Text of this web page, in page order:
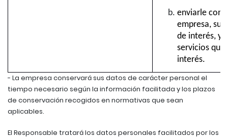
enviarle
empresa, su
de interés, y
servicios que
interés.
- La empresa conservará sus datos de carácter personal el
tiempo necesario según la información facilitada y los plazos
de conservación recogidos en normativas que sean
aplicables.
El Responsable tratará los datos personales facilitados por los